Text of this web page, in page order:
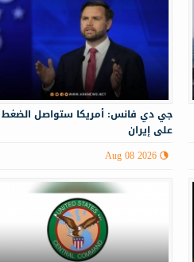
جي دي فانس: أمريكا ستواصل الضغط
على إيران
Aug 08 2026